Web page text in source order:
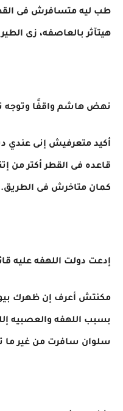
طب ليه متسافرش فى
هيتآثر بالعاصفه، زى
نهض هاشم واقفًا وتوجه
أكيد متعرفيش إنى
قاعده فى القطر أكتر من
كمان متاخرش فى الطريق.
إدعت دولت اللهفه عليه
مكنتش أعرف إن ظهرك
بسبب اللهفه والعصبيه
سلوان سافرت من غير ما